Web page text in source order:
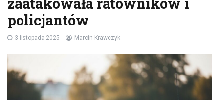
policjantów
3 listopada 2025 Marcin Krawczyk